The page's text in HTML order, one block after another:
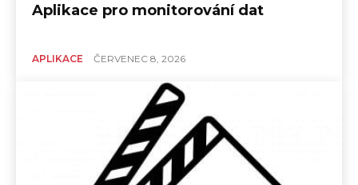
Aplikace pro monitorování dat
APLIKACE ČERVENEC 8, 2026